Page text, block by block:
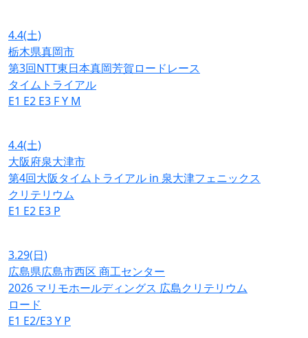
4.4(土)
栃木県真岡市
第3回NTT東日本真岡芳賀ロードレース
タイムトライアル
E1 E2 E3 FY M
4.4(土)
大阪府泉大津市
第4回大阪タイムトライアル in 泉大津フェニックス
クリテリウム
E1 E2 E3 P
3.29(日)
広島県広島市西区 商工センター
2026 マリモホールディングス 広島クリテリウム
ロード
E1 E2/E3Y P